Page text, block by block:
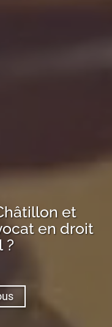
et
en droit
?